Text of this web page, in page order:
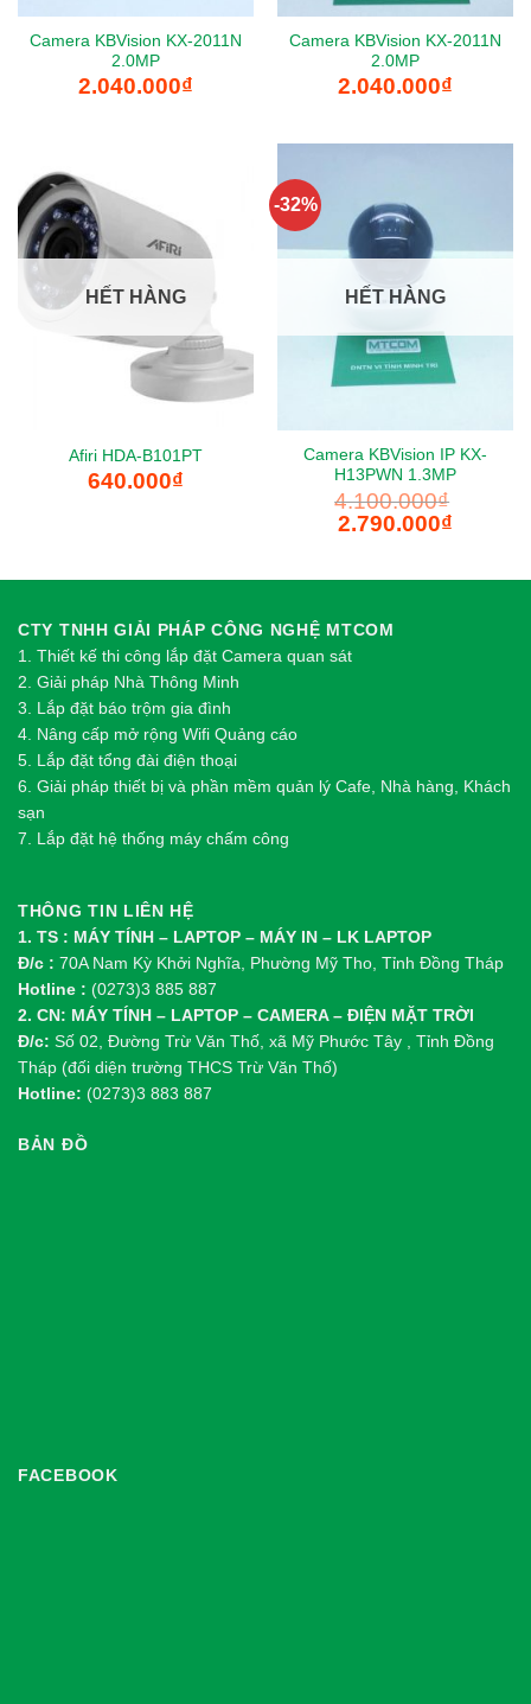
Camera KBVision KX-2011N
2.0MP
2.040.000₫
Camera KBVision KX-2011N
2.0MP
2.040.000₫
HẾT HÀNG
Afiri HDA-B101PT
640.000₫
-32%
HẾT HÀNG
Camera KBVision IP KX-
H13PWN 1.3MP
4.100.000₫
Giá
gốc
2.790.000₫
CTY TNHH GIẢI PHÁP CÔNG NGHỆ MTCOM
1. Thiết kế thi công lắp đặt Camera quan sát
2. Giải pháp Nhà Thông Minh
3. Lắp đặt báo trộm gia đình
4. Nâng cấp mở rộng Wifi Quảng cáo
5. Lắp đặt tổng đài điện thoại
6. Giải pháp thiết bị và phần mềm quản lý Cafe, Nhà hàng, Khách
sạn
7. Lắp đặt hệ thống máy chấm công
THÔNG TIN LIÊN HỆ
1. TS : MÁY TÍNH – LAPTOP – MÁY IN – LK LAPTOP
Đ/c : 70A Nam Kỳ Khởi Nghĩa, Phường Mỹ Tho, Tỉnh Đồng Tháp
Hotline : (0273)3 885 887
2. CN: MÁY TÍNH – LAPTOP – CAMERA – ĐIỆN MẶT TRỜI
Đ/c: Số 02, Đường Trừ Văn Thố, xã Mỹ Phước Tây , Tỉnh Đồng
Tháp (đối diện trường THCS Trừ Văn Thố)
Hotline: (0273)3 883 887
BẢN ĐỒ
FACEBOOK